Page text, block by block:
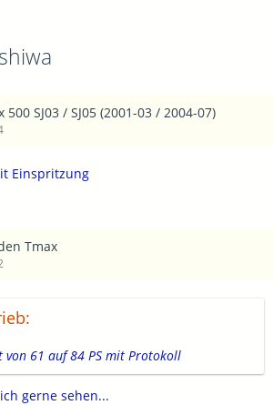
SJ03 / SJ05 (2001-03 / 2004-07)
Einspritzung
Tmax
von 61 auf 84 PS mit Protokoll
gerne sehen...